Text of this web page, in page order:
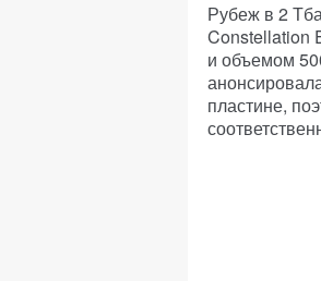
Рубеж в 2
Constellation
и объемом
пластине,